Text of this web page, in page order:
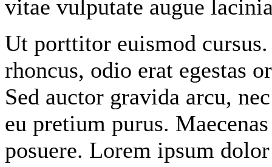
vitae vulputate augue
Ut porttitor euismod
rhoncus, odio erat egestas
Sed auctor gravida arcu,
eu pretium purus.
posuere. Lorem ipsum